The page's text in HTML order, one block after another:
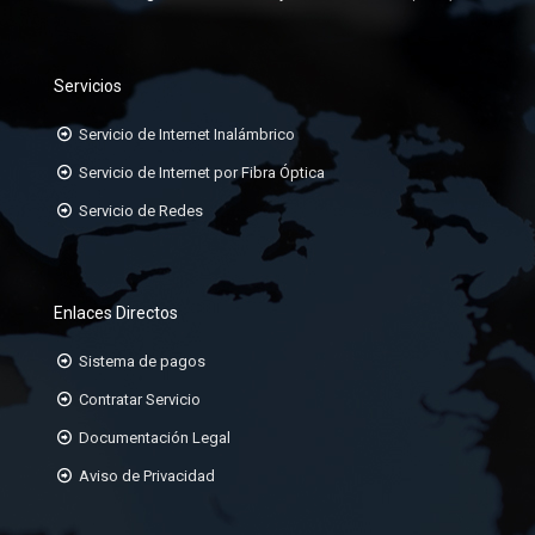
ORGANIZADORES HORIZONTALES
ORGANIZADORES VERTICALES
PATCHCORD TP CAT6A, 6, 5E
PATCHPANEL DE 24 Ó 48 PUERTOS
RACK DE 19
Servicios
Servicio de Internet Inalámbrico
Servicio de Internet por Fibra Óptica
Servicio de Redes
Enlaces Directos
Sistema de pagos
Contratar Servicio
Documentación Legal
Aviso de Privacidad